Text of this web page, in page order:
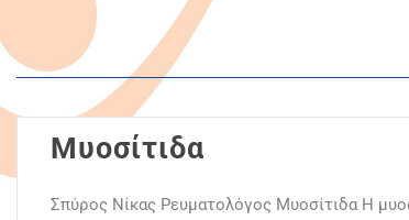
Μυοσίτιδα
Σπύρος Νίκας Ρευματολόγος Μυοσίτιδα Η